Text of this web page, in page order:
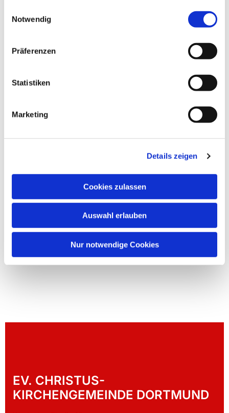
Notwendig
Präferenzen
Statistiken
Marketing
Details zeigen
Cookies zulassen
Auswahl erlauben
Nur notwendige Cookies
Dies könnte Sie auch
EV. CHRISTUS-
KIRCHENGEMEINDE DORTMUND